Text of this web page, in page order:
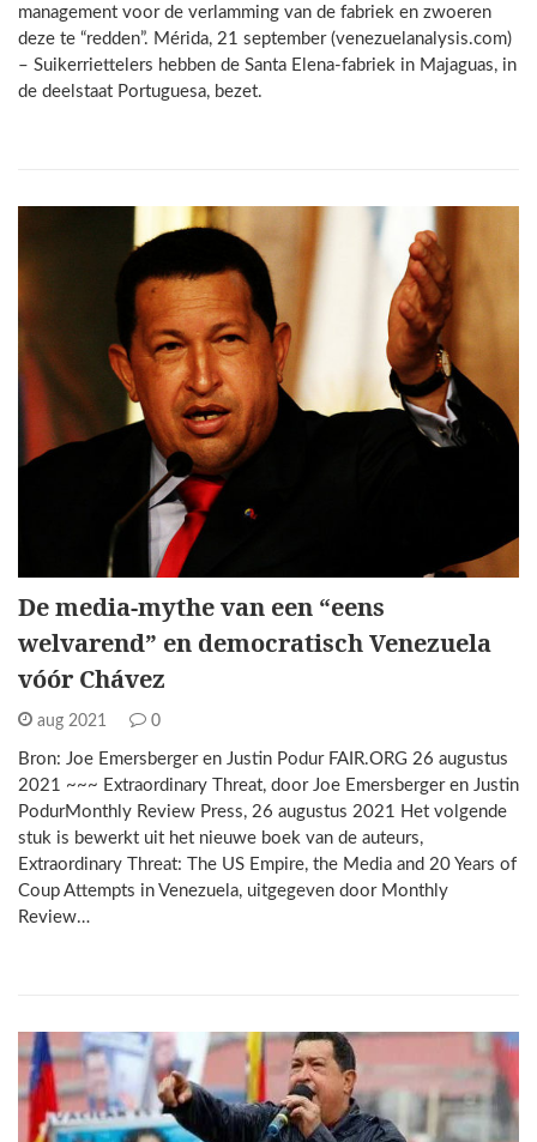
management voor de verlamming van de fabriek en zwoeren
deze te “redden”. Mérida, 21 september (venezuelanalysis.com)
– Suikerriettelers hebben de Santa Elena-fabriek in Majaguas, in
de deelstaat Portuguesa, bezet.
De media-mythe van een “eens
welvarend” en democratisch Venezuela
vóór Chávez
aug 2021 0
Bron: Joe Emersberger en Justin Podur FAIR.ORG 26 augustus
2021 ~~~ Extraordinary Threat, door Joe Emersberger en Justin
PodurMonthly Review Press, 26 augustus 2021 Het volgende
stuk is bewerkt uit het nieuwe boek van de auteurs,
Extraordinary Threat: The US Empire, the Media and 20 Years of
Coup Attempts in Venezuela, uitgegeven door Monthly
Review…